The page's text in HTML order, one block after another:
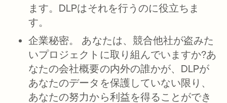
ます。DLPはそれを行うのに役立ちま
す。
企業秘密。 あなたは、競合他社が盗みた
いプロジェクトに取り組んでいますか?あ
なたの会社概要の内外の誰かが、DLPが
あなたのデータを保護していない限り、
あなたの努力から利益を得ることができ